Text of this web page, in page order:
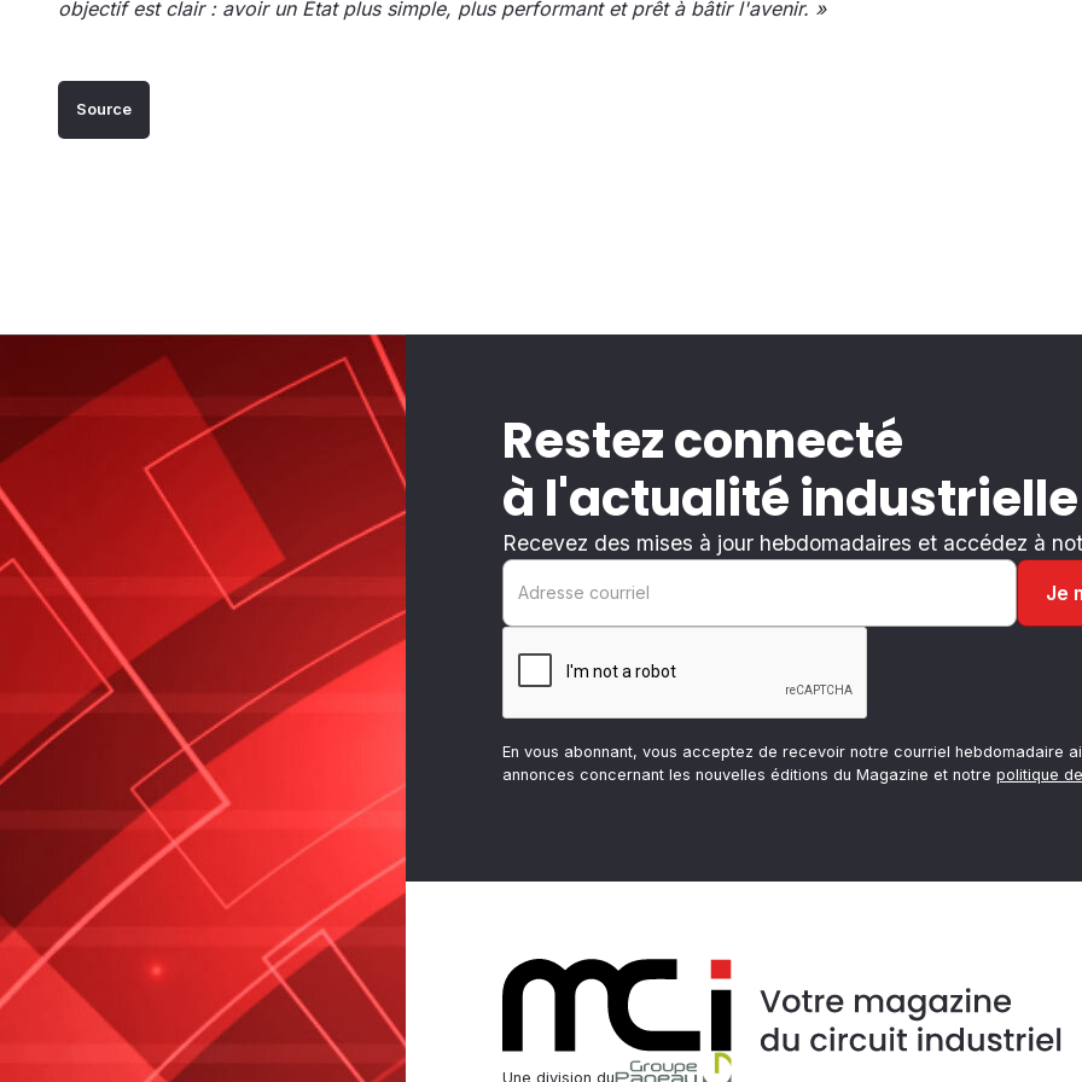
objectif est clair : avoir un État plus simple, plus performant et prêt à bâtir l'avenir. »
Source
Restez connecté
à l'actualité
Recevez des mises à jour hebdomadaires et accédez à
En vous abonnant, vous acceptez de recevoir notre courriel hebdomadaire
annonces concernant les nouvelles éditions du Magazine et notre politique
Une division du